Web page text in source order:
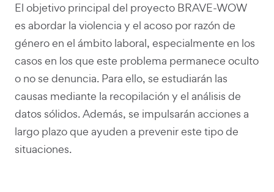
El objetivo principal del proyecto BRAVE-WOW
es abordar la violencia y el acoso por razón de
género en el ámbito laboral, especialmente en los
casos en los que este problema permanece oculto
o no se denuncia. Para ello, se estudiarán las
causas mediante la recopilación y el análisis de
datos sólidos. Además, se impulsarán acciones a
largo plazo que ayuden a prevenir este tipo de
situaciones.